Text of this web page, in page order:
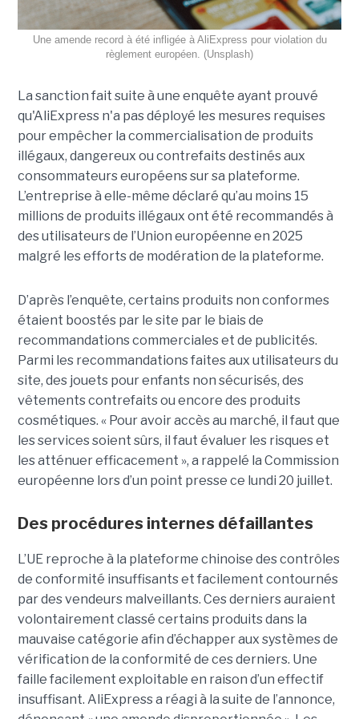
Une amende record à été infligée à AliExpress pour violation du
règlement européen. (Unsplash)
La sanction fait suite à une enquête ayant prouvé
qu'AliExpress n'a pas déployé les mesures requises
pour empêcher la commercialisation de produits
illégaux, dangereux ou contrefaits destinés aux
consommateurs européens sur sa plateforme.
L’entreprise à elle-même déclaré qu’au moins 15
millions de produits illégaux ont été recommandés à
des utilisateurs de l’Union européenne en 2025
malgré les efforts de modération de la plateforme.
D’après l’enquête, certains produits non conformes
étaient boostés par le site par le biais de
recommandations commerciales et de publicités.
Parmi les recommandations faites aux utilisateurs du
site, des jouets pour enfants non sécurisés, des
vêtements contrefaits ou encore des produits
cosmétiques. « Pour avoir accès au marché, il faut que
les services soient sûrs, il faut évaluer les risques et
les atténuer efficacement », a rappelé la Commission
européenne lors d’un point presse ce lundi 20 juillet.
Des procédures internes défaillantes
L’UE reproche à la plateforme chinoise des contrôles
de conformité insuffisants et facilement contournés
par des vendeurs malveillants. Ces derniers auraient
volontairement classé certains produits dans la
mauvaise catégorie afin d’échapper aux systèmes de
vérification de la conformité de ces derniers. Une
faille facilement exploitable en raison d’un effectif
insuffisant. AliExpress a réagi à la suite de l’annonce,